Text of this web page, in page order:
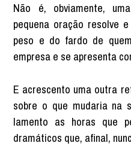
Não é, obviamente,
pequena oração resolve
peso e do fardo de
empresa e se apresenta
E acrescento uma outra
sobre o que mudaria na
lamento as horas que
dramáticos que, afinal,